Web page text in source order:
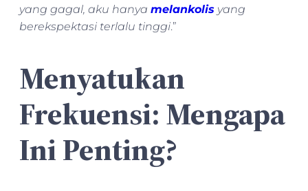
yang gagal, aku hanya melankolis yang
berekspektasi terlalu tinggi.”
Menyatukan
Frekuensi: Mengapa
Ini Penting?